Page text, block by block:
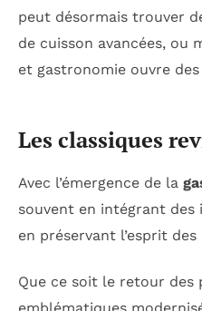
peut désormais trouver
de cuisson avancées, ou
et gastronomie ouvre
Les classiques
Avec l’émergence de la
souvent en intégrant des
en préservant l’esprit
Que ce soit le retour des